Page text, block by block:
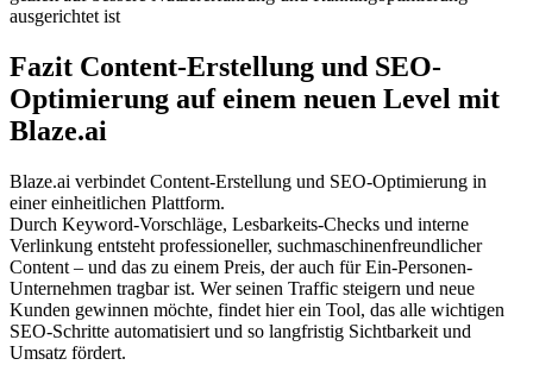
ausgerichtet ist
Fazit Content-Erstellung und SEO-
Optimierung auf einem neuen Level mit
Blaze.ai
Blaze.ai verbindet Content-Erstellung und SEO-Optimierung in
einer einheitlichen Plattform.
Durch Keyword-Vorschläge, Lesbarkeits-Checks und interne
Verlinkung entsteht professioneller, suchmaschinenfreundlicher
Content – und das zu einem Preis, der auch für Ein-Personen-
Unternehmen tragbar ist. Wer seinen Traffic steigern und neue
Kunden gewinnen möchte, findet hier ein Tool, das alle wichtigen
SEO-Schritte automatisiert und so langfristig Sichtbarkeit und
Umsatz fördert.